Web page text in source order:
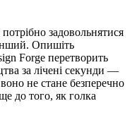
задовольнятися
Опишіть
Forge перетворить
за лічені секунди —
не стане безперечно
до того, як голка